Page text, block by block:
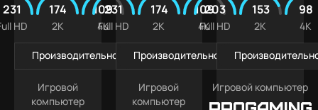
231
HD
174
2K
109
4K
Производительность в играх
Игровой
компьютер
231
Full HD
174
2K
109
4K
Производительность в играх
Игровой
компьютер
203
Full HD
153
2K
98
4K
Игровой компьютер